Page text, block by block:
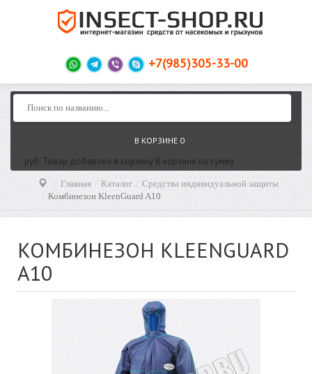
+7(985)305-33-00
В КОРЗИНЕ 0
руб. Товар добавлен в корзину В корзине на сумму
Главная Каталог
Средства индивидуальной защиты
Комбинезон KleenGuard A10
КОМБИНЕЗОН KLEENGUARD
A10